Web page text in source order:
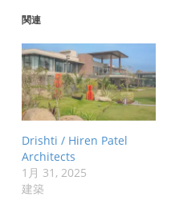
関連
Drishti / Hiren Patel
Architects
1月 31, 2025
建築